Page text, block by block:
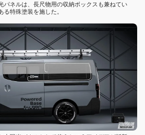
パネルは、長尺物用の収納ボックスも兼ねてい
特殊塗装を施した。